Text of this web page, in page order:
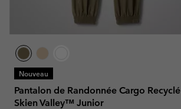
Nouveau
Pantalon de Randonnée Cargo Recyclé
Skien Valley™ Junior